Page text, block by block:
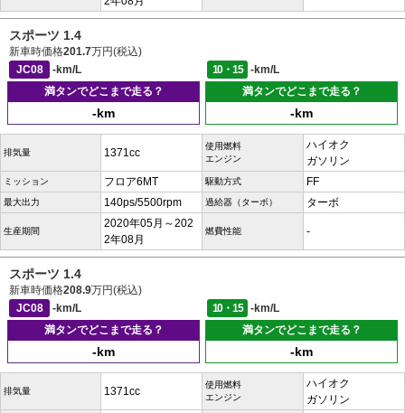
スポーツ 1.4
新車時価格201.7万円(税込)
JC08
-km/L 10・15
-km/L
満タンでどこまで走る？
-km
満タンでどこまで走る？
-km
排気量 1371cc
使用燃料
エンジン
ハイオク
ガソリン
ミッション フロア6MT 駆動方式 FF
最大出力 140ps/5500rpm 過給器（ターボ） ターボ
生産期間
2020年05月～202
2年08月
燃費性能 -
スポーツ 1.4
新車時価格208.9万円(税込)
JC08
-km/L 10・15
-km/L
満タンでどこまで走る？
-km
満タンでどこまで走る？
-km
排気量 1371cc
使用燃料
エンジン
ハイオク
ガソリン